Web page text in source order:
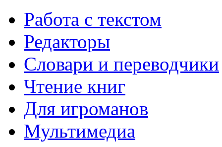
Работа с текстом
Редакторы
Словари и переводчики
Чтение книг
Для игроманов
Мультимедиа